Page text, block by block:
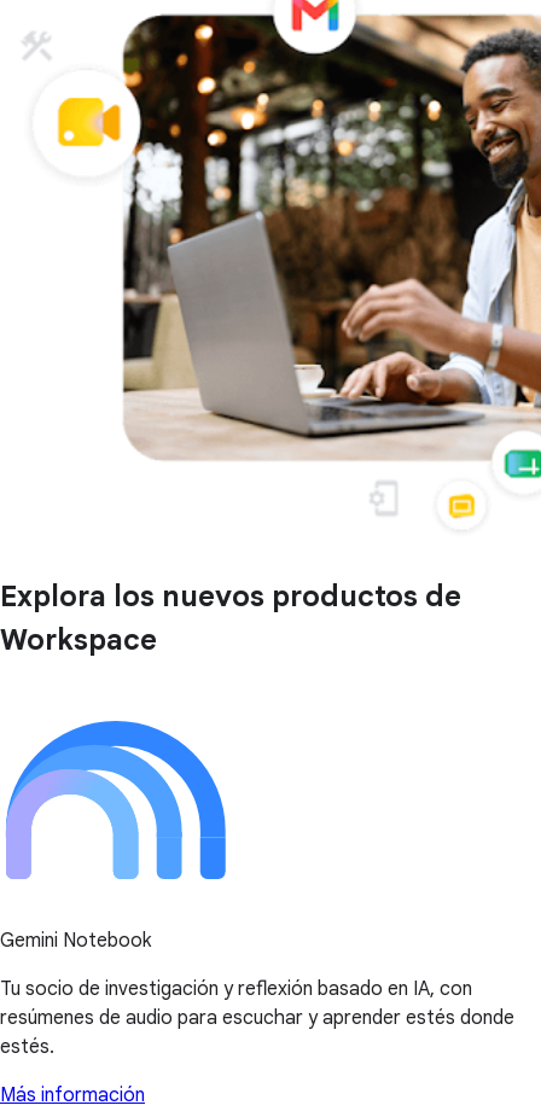
Explora los nuevos productos de
Workspace
Gemini Notebook
Tu socio de investigación y reflexión basado en IA, con
resúmenes de audio para escuchar y aprender estés donde
estés.
Más información